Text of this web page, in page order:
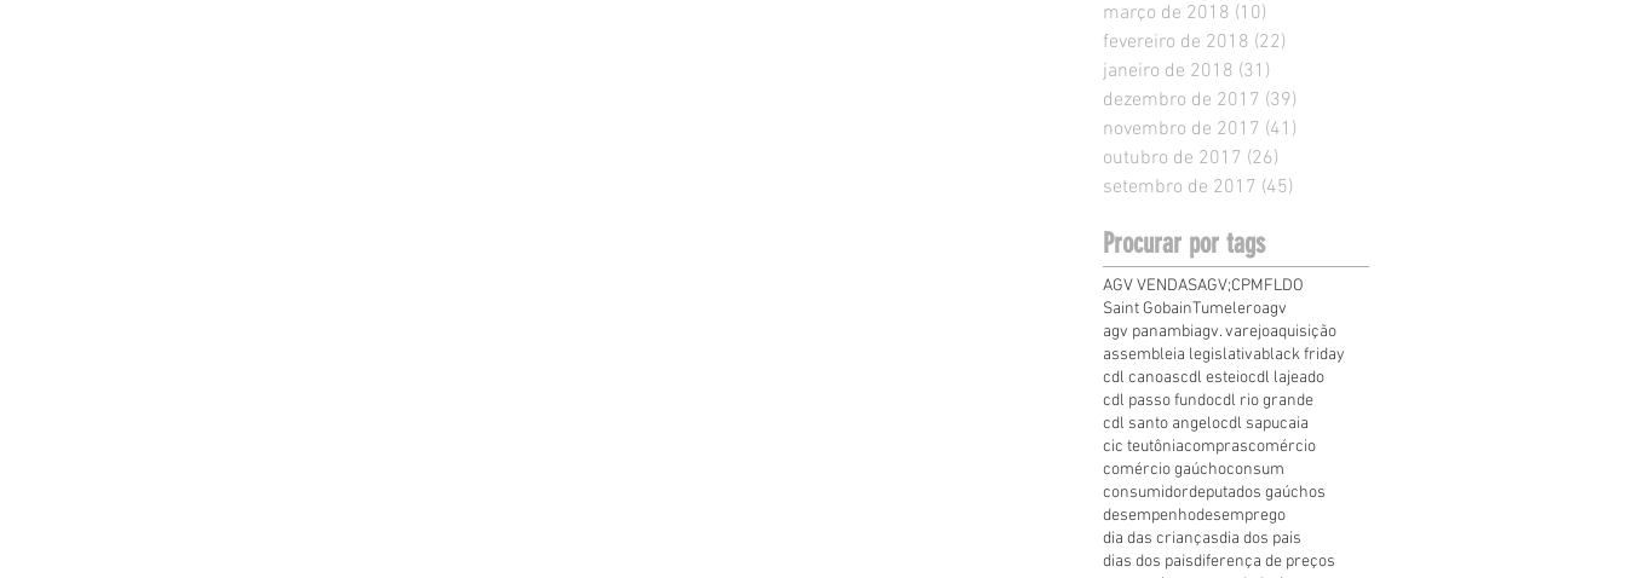
março de 2018 (10)
fevereiro de 2018 (22)
janeiro de 2018 (31)
dezembro de 2017 (39)
novembro de 2017 (41)
outubro de 2017 (26)
setembro de 2017 (45)
Procurar por tags
AGV VENDASAGV;CPMFLDO
Saint GobainTumeleroagv
agv panambiagv. varejoaquisição
assembleia legislativablack friday
cdl canoascdl esteiocdl lajeado
cdl passo fundocdl rio grande
cdl santo angelocdl sapucaia
cic teutôniacomprascomércio
comércio gaúchoconsum
consumidordeputados gaúchos
desempenhodesemprego
dia das criançasdia dos pais
dias dos paisdiferença de preços